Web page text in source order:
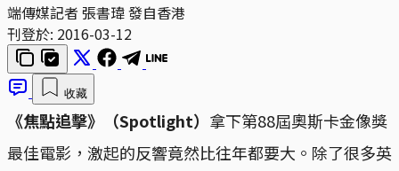
端傳媒記者 張書瑋 發自香港
刊登於: 2016-03-12
收藏
《焦點追擊》（Spotlight） 拿下第88屆奧斯卡金像獎
最佳電影，激起的反響竟然比往年都要大。除了很多英